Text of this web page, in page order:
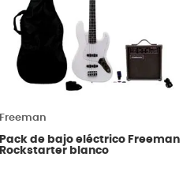
Freeman
Pack de bajo eléctrico Freeman
Rockstarter blanco